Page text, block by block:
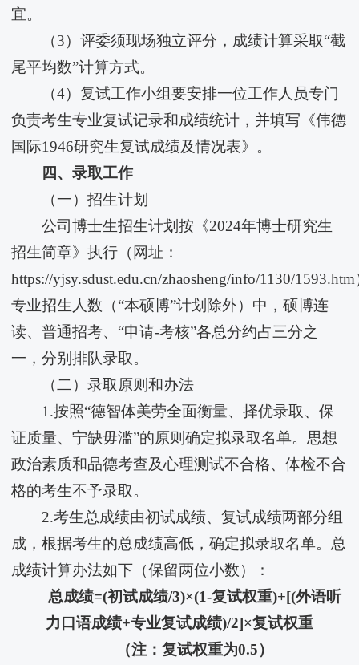
宜。
（3）评委须现场独立评分，成绩计算采取“截
尾平均数”计算方式。
（4）复试工作小组要安排一位工作人员专门
负责考生专业复试记录和成绩统计，并填写《伟德
国际1946研究生复试成绩及情况表》。
四、录取工作
（一）招生计划
公司博士生招生计划按《2024年博士研究生
招生简章》执行（网址：
https://yjsy.sdust.edu.cn/zhaosheng/info/1130/
专业招生人数（“本硕博”计划除外）中，硕博连
读、普通招考、“申请-考核”各总分约占三分之
一，分别排队录取。
（二）录取原则和办法
1.按照“德智体美劳全面衡量、择优录取、保
证质量、宁缺毋滥”的原则确定拟录取名单。思想
政治素质和品德考查及心理测试不合格、体检不合
格的考生不予录取。
2.考生总成绩由初试成绩、复试成绩两部分组
成，根据考生的总成绩高低，确定拟录取名单。总
成绩计算办法如下（保留两位小数）：
总成绩=(初试成绩/3)×(1-复试权重)+[(外语听
力口语成绩+专业复试成绩)/2]×复试权重
（注：复试权重为0.5）